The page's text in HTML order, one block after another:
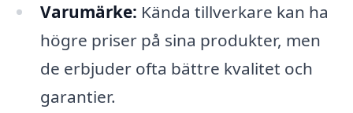
Varumärke: Kända tillverkare kan ha
högre priser på sina produkter, men
de erbjuder ofta bättre kvalitet och
garantier.